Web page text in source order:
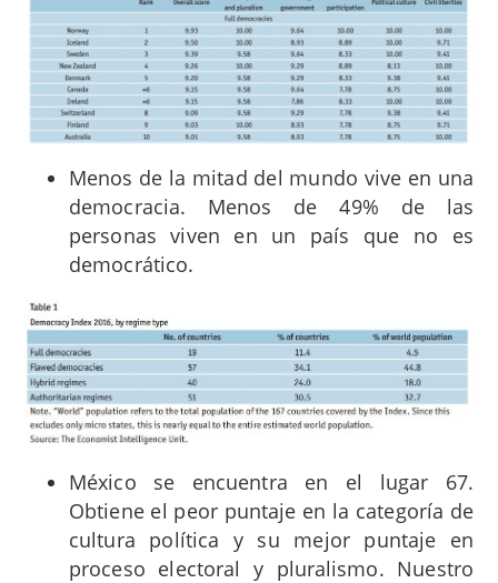
Menos de la mitad del mundo vive en una
democracia. Menos de 49% de las
personas viven en un país que no es
democrático.
México se encuentra en el lugar 67.
Obtiene el peor puntaje en la categoría de
cultura política y su mejor puntaje en
proceso electoral y pluralismo. Nuestro